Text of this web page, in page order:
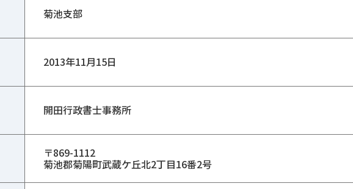
菊池支部
2013年11月15日
開田行政書士事務所
〒869-1112
菊池郡菊陽町武蔵ケ丘北2丁目16番2号